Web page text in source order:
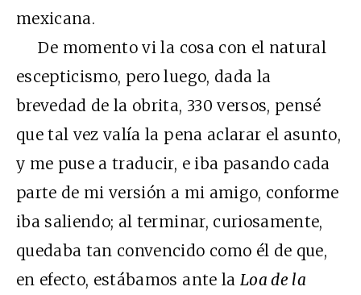
mexicana.
De momento vi la cosa con el natural
escepticismo, pero luego, dada la
brevedad de la obrita, 330 versos, pensé
que tal vez valía la pena aclarar el asunto,
y me puse a traducir, e iba pasando cada
parte de mi versión a mi amigo, conforme
iba saliendo; al terminar, curiosamente,
quedaba tan convencido como él de que,
en efecto, estábamos ante la Loa de la